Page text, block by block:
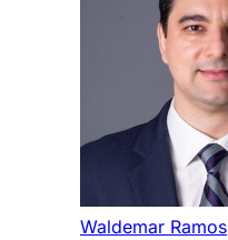
Waldemar Ramos